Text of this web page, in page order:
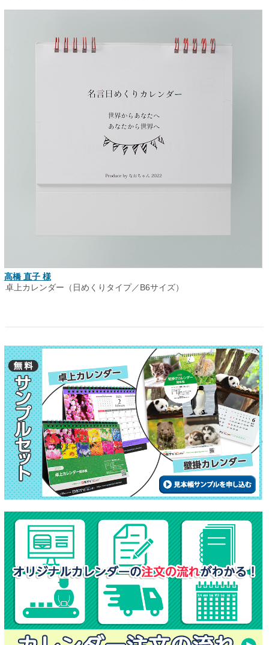
高橋 直子 様
卓上カレンダー（日めくりタイプ／B6サイズ）